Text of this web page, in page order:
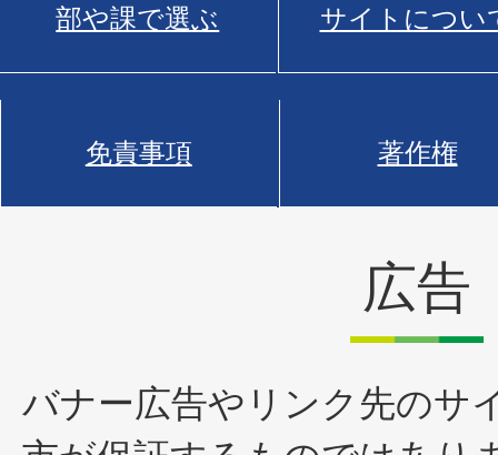
部や課で選ぶ サイトについ
免責事項 著作権
広告
バナー広告やリンク先のサ